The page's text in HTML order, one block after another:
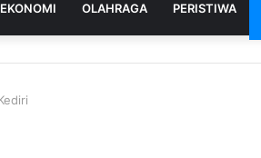
EKONOMI OLAHRAGA PERISTIWA